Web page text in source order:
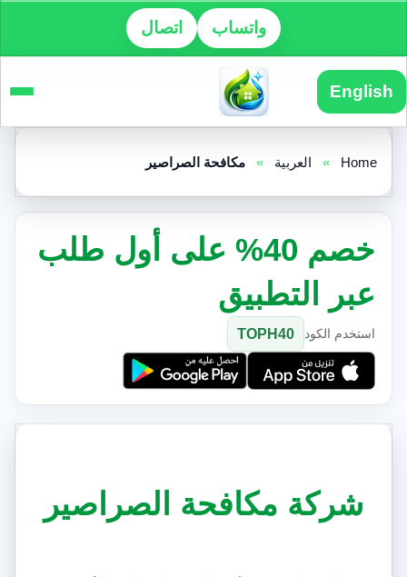
واتساب اتصال
English
Home
» العربية » مكافحة الصراصير
خصم 40% على أول طلب
عبر التطبيق
استخدم الكود TOPH40
شركة مكافحة الصراصير